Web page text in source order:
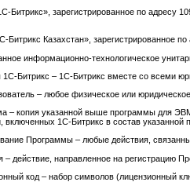
Битрикс», зарегистрированное по адресу
Казахстан», зарегистрированное
информационно-технологическое
1С-Битрикс – 1С-Битрикс вместе со всеми
– любое физическое или
– копия указанной выше программы для
включенных 1С-Битрикс в состав
Программы – любые действия,
– действие, направленное на регистрацию
код – набор символов (лицензионный